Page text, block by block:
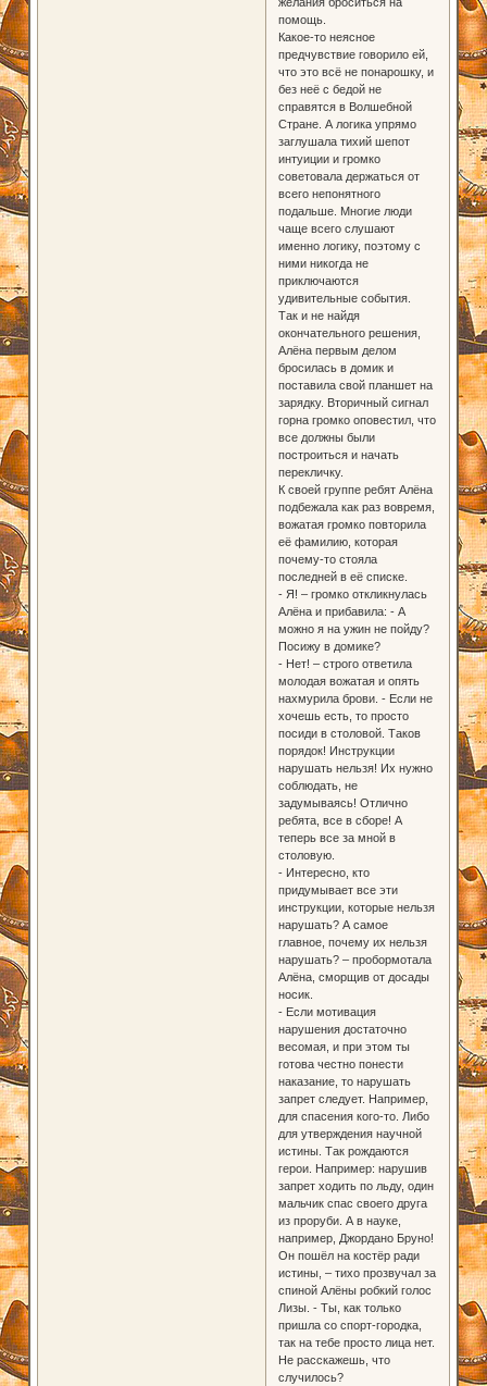
помощь.
Какое-то неясное
предчувствие говорило ей,
что это всё не понарошку, и
без неё с бедой не
справятся в Волшебной
Стране. А логика упрямо
заглушала тихий шепот
интуиции и громко
советовала держаться от
всего непонятного
подальше. Многие люди
чаще всего слушают
именно логику, поэтому с
ними никогда не
приключаются
удивительные события.
Так и не найдя
окончательного решения,
Алёна первым делом
бросилась в домик и
поставила свой планшет на
зарядку. Вторичный сигнал
горна громко оповестил, что
все должны были
построиться и начать
перекличку.
К своей группе ребят Алёна
подбежала как раз вовремя,
вожатая громко повторила
её фамилию, которая
почему-то стояла
последней в её списке.
- Я! – громко откликнулась
Алёна и прибавила: - А
можно я на ужин не пойду?
Посижу в домике?
- Нет! – строго ответила
молодая вожатая и опять
нахмурила брови. - Если не
хочешь есть, то просто
посиди в столовой. Таков
порядок! Инструкции
нарушать нельзя! Их нужно
соблюдать, не
задумываясь! Отлично
ребята, все в сборе! А
теперь все за мной в
столовую.
- Интересно, кто
придумывает все эти
инструкции, которые нельзя
нарушать? А самое
главное, почему их нельзя
нарушать? – пробормотала
Алёна, сморщив от досады
носик.
- Если мотивация
нарушения достаточно
весомая, и при этом ты
готова честно понести
наказание, то нарушать
запрет следует. Например,
для спасения кого-то. Либо
для утверждения научной
истины. Так рождаются
герои. Например: нарушив
запрет ходить по льду, один
мальчик спас своего друга
из проруби. А в науке,
например, Джордано Бруно!
Он пошёл на костёр ради
истины, – тихо прозвучал за
спиной Алёны робкий голос
Лизы. - Ты, как только
пришла со спорт-городка,
так на тебе просто лица нет.
Не расскажешь, что
случилось?